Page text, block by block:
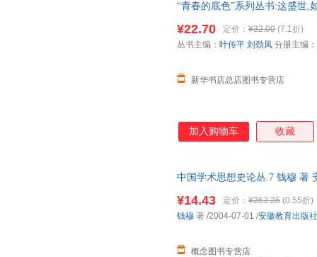
“青春的底色”系列丛书:这盛世,
询：13284178503
¥22.70 定价： ¥32.00 (7.1折)
新华书店总店图书专营店
丛书主编： 叶传平 刘劲凤 分册主编：
加入购物车 收藏
中国学术思想史论丛.7 钱穆 著
¥14.43 定价： ¥263.26 (0.55折)
概念图书专营店
钱穆 著 /2004-07-01 /安徽教育出版社